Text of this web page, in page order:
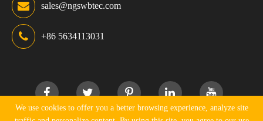
sales@ngswbtec.com
+86 5634113031
We use cookies to offer you a better browsing experience, analyze site